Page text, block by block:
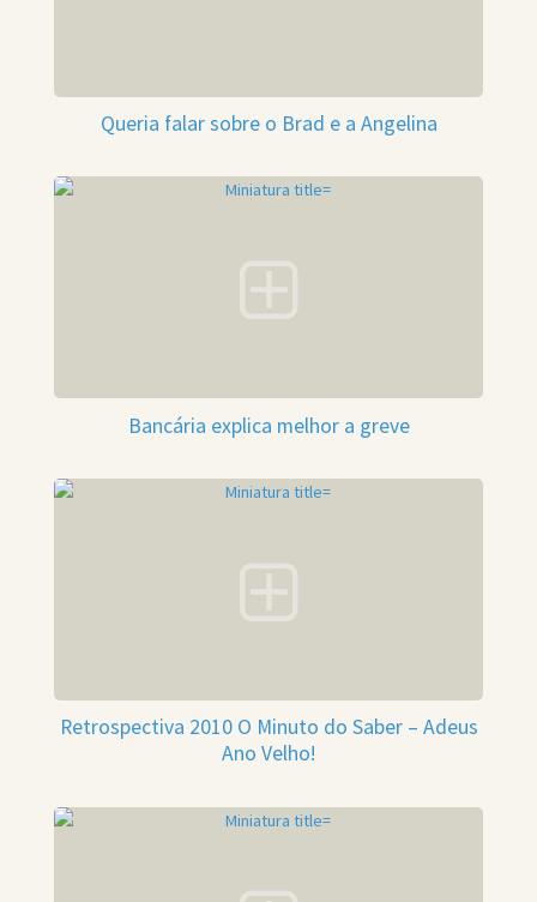
Queria falar sobre o Brad e a Angelina
Bancária explica melhor a greve
Retrospectiva 2010 O Minuto do Saber – Adeus
Ano Velho!